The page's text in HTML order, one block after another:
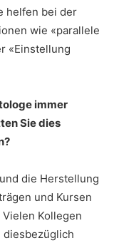
helfen bei der
wie «parallele
«Einstellung
immer
Sie dies
die Herstellung
und Kursen
Kollegen
diesbezüglich